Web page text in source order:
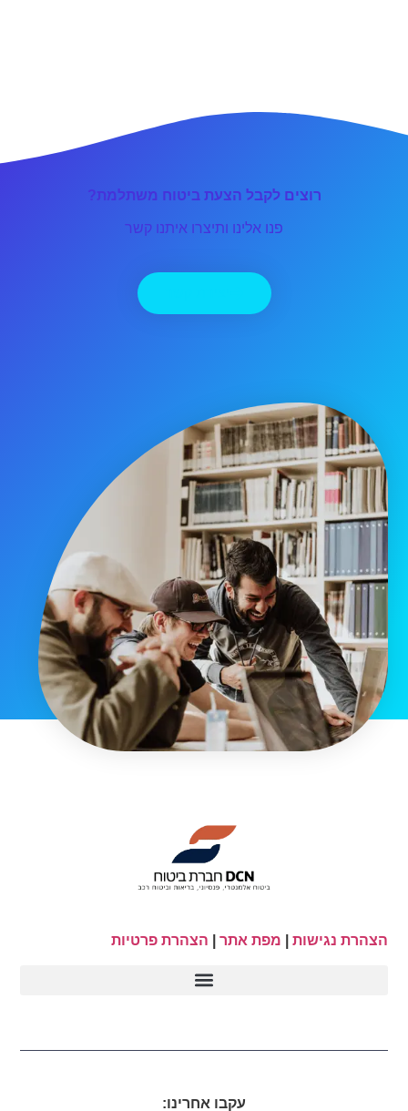
רוצים לקבל הצעת ביטוח משתלמת?
פנו אלינו ותיצרו איתנו קשר
הצהרת נגישות מפת אתר הצהרת פרטיות
עקבו אחרינו: